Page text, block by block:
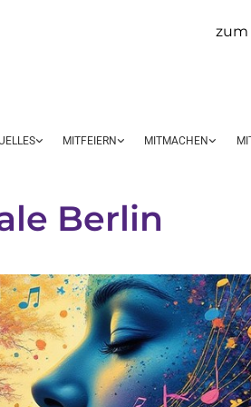
zum
MITFEIERN MITMACHEN
Berlin